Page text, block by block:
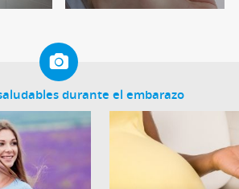
durante el embarazo